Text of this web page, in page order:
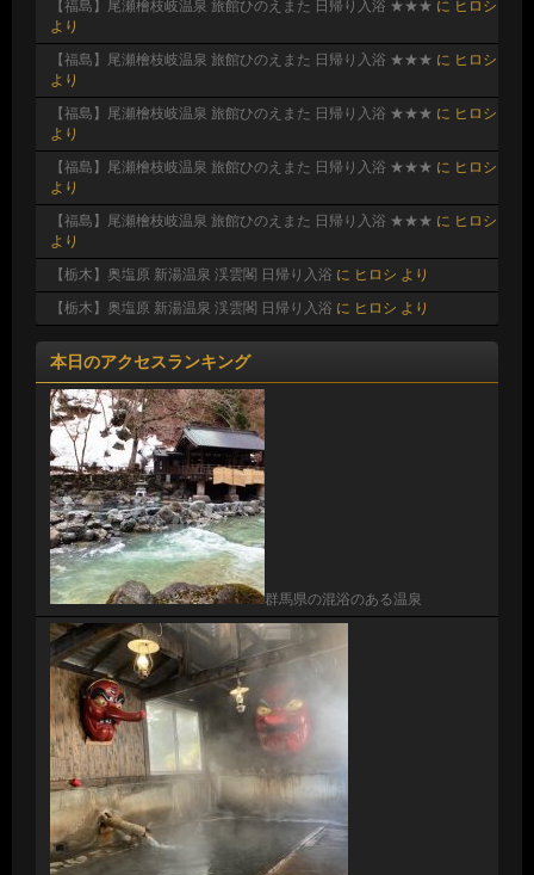
【福島】尾瀬檜枝岐温泉 旅館ひのえまた 日帰り入浴 ★★★ に ヒロシ
より
【福島】尾瀬檜枝岐温泉 旅館ひのえまた 日帰り入浴 ★★★ に ヒロシ
より
【福島】尾瀬檜枝岐温泉 旅館ひのえまた 日帰り入浴 ★★★ に ヒロシ
より
【福島】尾瀬檜枝岐温泉 旅館ひのえまた 日帰り入浴 ★★★ に ヒロシ
より
【福島】尾瀬檜枝岐温泉 旅館ひのえまた 日帰り入浴 ★★★ に ヒロシ
より
【栃木】奥塩原 新湯温泉 渓雲閣 日帰り入浴 に ヒロシ より
【栃木】奥塩原 新湯温泉 渓雲閣 日帰り入浴 に ヒロシ より
本日のアクセスランキング
群馬県の混浴のある温泉